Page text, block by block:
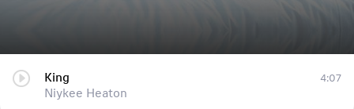
King
Niykee Heaton
4:07